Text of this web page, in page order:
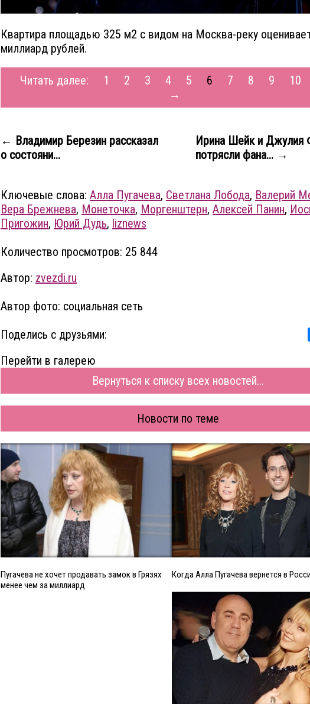
Квартира площадью 325 м2 с видом на Москва-реку
миллиард рублей.
Читать далее: 1 2 3 4 5 6 7 8 9
10
→
← Владимир Березин рассказал
о состояни...
Ирина Шейк и Джулия
потрясли фана... →
Ключевые слова: Алла Пугачева, Светлана Лобода, Валерий
Вера Брежнева, Монеточка, Моргенштерн, Алексей Панин,
Пригожин, Юрий Дудь, liznews
Количество просмотров: 25 844
Автор: zvezdi.ru
Автор фото: социальная сеть
Поделись с друзьями:
Перейти в галерею
Вернуться к списку всех новостей...
Новости по теме
Пугачева не хочет продавать замок в Грязях
менее чем за миллиард
Когда Алла Пугачева вернется в